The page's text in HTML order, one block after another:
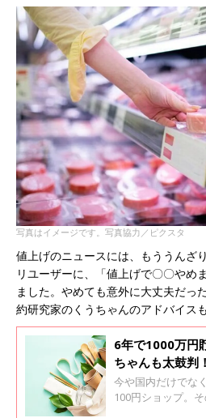
写真はイメージです。写真協力／ピクスタ
値上げのニュースには、もううんざ
リユーザーに、「値上げで〇〇やめ
ました。やめても意外に大丈夫だっ
約研究家のくうちゃんのアドバイス
6年で1000万円
ちゃんも太鼓判
したくなる「私
今や国内だけでな
100円ショップ。